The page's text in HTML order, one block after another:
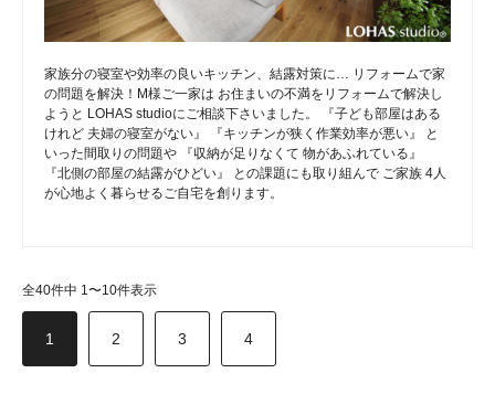
家族分の寝室や効率の良いキッチン、結露対策に… リフォームで家
の問題を解決！M様ご一家は お住まいの不満をリフォームで解決し
ようと LOHAS studioにご相談下さいました。 『子ども部屋はある
けれど 夫婦の寝室がない』 『キッチンが狭く作業効率が悪い』 と
いった間取りの問題や 『収納が足りなくて 物があふれている』
『北側の部屋の結露がひどい』 との課題にも取り組んで ご家族 4人
が心地よく暮らせるご自宅を創ります。
全40件中 1〜10件表示
1 2 3 4